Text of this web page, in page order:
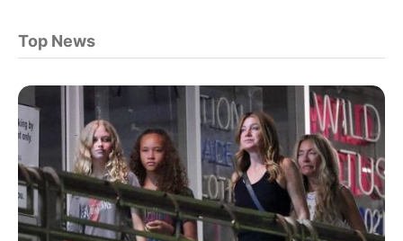
Top News